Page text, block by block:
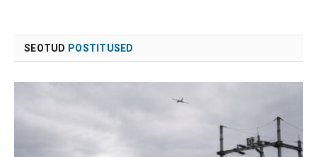
SEOTUD POSTITUSED